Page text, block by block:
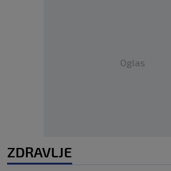
Oglas
ZDRAVLJE